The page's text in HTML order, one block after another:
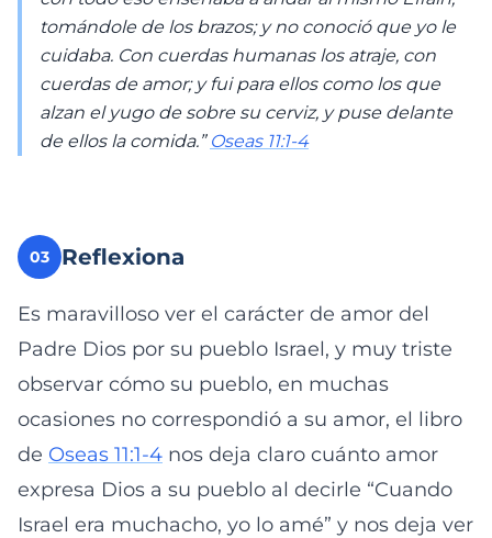
tomándole de los brazos; y no conoció que yo le
cuidaba. Con cuerdas humanas los atraje, con
cuerdas de amor; y fui para ellos como los que
alzan el yugo de sobre su cerviz, y puse delante
de ellos la comida.” Oseas 11:1-4
03 Reflexiona
Es maravilloso ver el carácter de amor del
Padre Dios por su pueblo Israel, y muy triste
observar cómo su pueblo, en muchas
ocasiones no correspondió a su amor, el libro
de Oseas 11:1-4 nos deja claro cuánto amor
expresa Dios a su pueblo al decirle “Cuando
Israel era muchacho, yo lo amé” y nos deja ver